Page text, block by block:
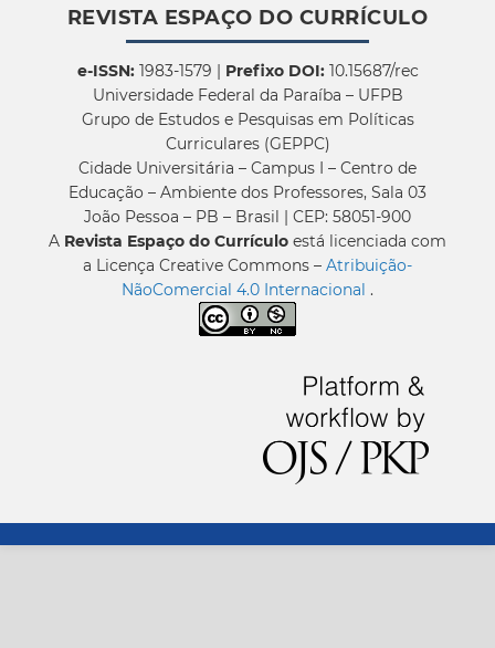
REVISTA ESPAÇO DO CURRÍCULO
e-ISSN:1983-1579 | Prefixo DOI:10.15687/rec
Universidade Federal da Paraíba – UFPB
Grupo de Estudos e Pesquisas em Políticas
Curriculares (GEPPC)
Cidade Universitária – Campus I – Centro de
Educação – Ambiente dos Professores, Sala 03
João Pessoa – PB – Brasil | CEP: 58051-900
A Revista Espaço do Currículo está licenciada com
a Licença Creative Commons – Atribuição-
NãoComercial 4.0 Internacional .